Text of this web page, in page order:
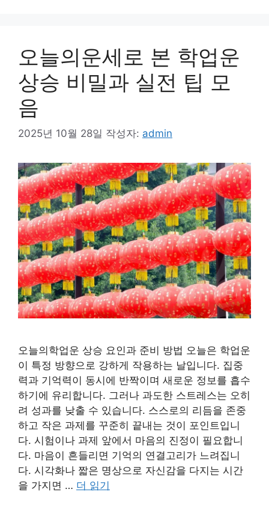
오늘의운세로 본 학업운
상승 비밀과 실전 팁 모
음
2025년 10월 28일 작성자: admin
오늘의학업운 상승 요인과 준비 방법 오늘은 학업운
이 특정 방향으로 강하게 작용하는 날입니다. 집중
력과 기억력이 동시에 반짝이며 새로운 정보를 흡수
하기에 유리합니다. 그러나 과도한 스트레스는 오히
려 성과를 낮출 수 있습니다. 스스로의 리듬을 존중
하고 작은 과제를 꾸준히 끝내는 것이 포인트입니
다. 시험이나 과제 앞에서 마음의 진정이 필요합니
다. 마음이 흔들리면 기억의 연결고리가 느려집니
다. 시각화나 짧은 명상으로 자신감을 다지는 시간
을 가지면 … 더 읽기